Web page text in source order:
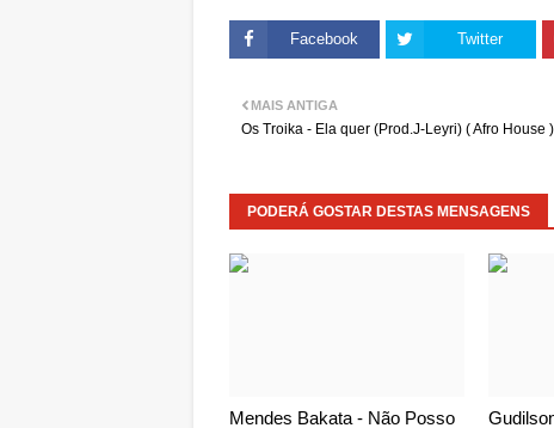
Facebook Twitter
MAIS ANTIGA
Os Troika - Ela quer (Prod.J-Leyri) ( Afro House )
PODERÁ GOSTAR DESTAS MENSAGENS
Mendes Bakata - Não Posso